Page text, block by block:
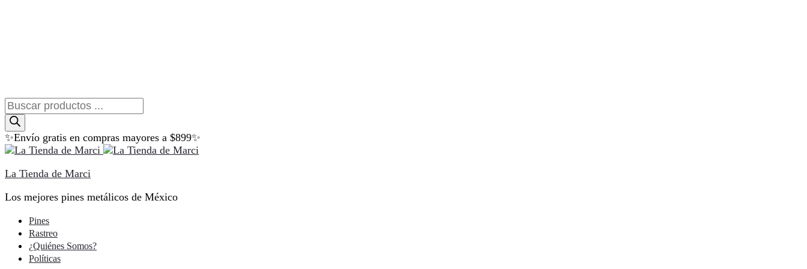
Búsqueda
de
productos
✨Envío gratis en compras mayores a $899✨
La Tienda de Marci
Los mejores pines metálicos de México
Pines
Rastreo
¿Quiénes Somos?
Políticas